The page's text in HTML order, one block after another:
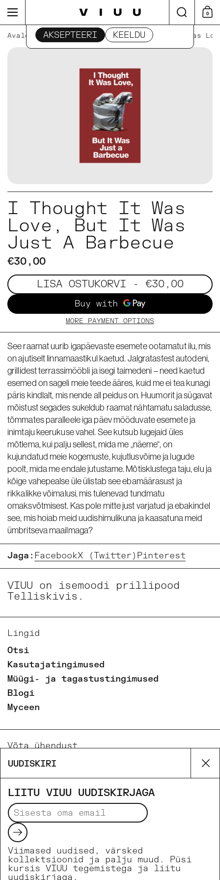
Menüü 0
Avaleht / Kollektsioonid / I Thought It Was
I Thought It Was
Love, But It Was
Just A Barbecue
€30,00
LISA OSTUKORVI - €30,00
MORE PAYMENT OPTIONS
See raamat uurib igapäevaste esemete ootamatut ilu, mis
on ajutiselt linnamaastikul kaetud. Jalgratastest autodeni,
grillidest terrassimööbli ja isegi taimedeni – need kaetud
esemed on sageli meie teede ääres, kuid me ei tea kunagi
päris kindlalt, mis nende all peidus on. Huumorit ja sügavat
mõistust segades sukeldub raamat nähtamatu saladusse,
tõmmates paralleele iga päev mööduvate esemete ja
inimtaju keerukuse vahel. See kutsub lugejaid üles
mõtlema, kui palju sellest, mida me „näeme“, on
kujundatud meie kogemuste, kujutlusvõime ja lugude
poolt, mida me endale jutustame. Mõtisklustega taju, elu ja
kõige vahepealse üle ülistab see ebamäärasust ja
rikkalikke võimalusi, mis tulenevad tundmatu
omaksvõtmisest. Kas pole mitte just varjatud ja ebakindel
see, mis hoiab meid uudishimulikuna ja kaasatuna meid
ümbritseva maailmaga?
Jaga: FacebookX (Twitter) Pinterest
VIUU on isemoodi prillipood
Telliskivis.
Lingid
Otsi
Kasutajatingimused
Müügi- ja tagastustingimused
Blogi
Myceen
Võta ühendust
Email
Phone
Facebook
Instagram
Makseviisid
UUDISKIRI
LIITU VIUU UUDISKIRJAGA
Saada
Viimased uudised, värsked
kollektsioonid ja palju muud. Püsi
kursis VIUU tegemistega ja liitu
uudiskirjaga.
See sait kasutab küpsiseid
AKSEPTEERI KEELDU